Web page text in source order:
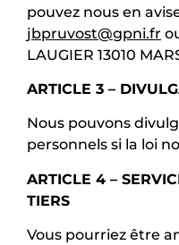
pouvez nous en
jbpruvost@gpni.fr
LAUGIER 13010
ARTICLE 3 –
Nous pouvons
personnels si la loi
ARTICLE 4 –
TIERS
Vous pourriez être